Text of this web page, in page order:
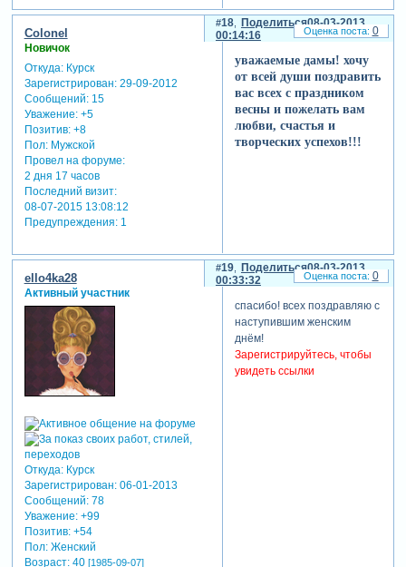
Поделиться
18
08-03-2013
00:14:16
Colonel
Новичок
Откуда:Курск
Зарегистрирован: 29-09-2012
Сообщений:15
Уважение: +5
Позитив: +8
Пол:Мужской
Провел на форуме:
2 дня 17 часов
Последний визит:
08-07-2015 13:08:12
Предупреждения:1
уважаемые дамы! хочу
от всей души поздравить
вас всех с праздником
весны и пожелать вам
любви, счастья и
творческих успехов!!!
0
Поделиться
19
08-03-2013
00:33:32
ello4ka28
Активный участник
Откуда:Курск
Зарегистрирован: 06-01-2013
Сообщений:78
Уважение: +99
Позитив: +54
Пол:Женский
Возраст:40 [1985-09-07]
спасибо! всех поздравляю с
наступившим женским
днём!
Зарегистрируйтесь, чтобы
увидеть ссылки
0